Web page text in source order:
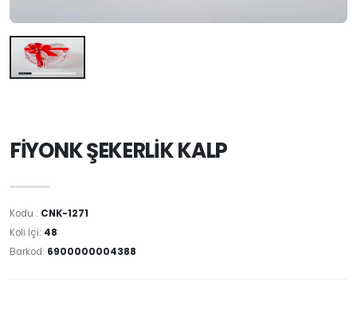
FİYONK ŞEKERLİK KALP
Kodu : CNK-1271
Koli İçi: 48
Barkod: 6900000004388